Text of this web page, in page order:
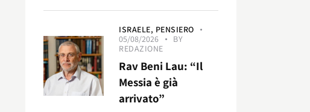
ISRAELE, PENSIERO
05/08/2026
BY
REDAZIONE
Rav Beni Lau: “Il
Messia è già
arrivato”